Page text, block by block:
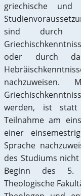
griechische und
sind durch
oder durch das
werden, ist statt
Teilnahme am
einer
Sprache
des Studiums
Beginn des 5.
Theologische